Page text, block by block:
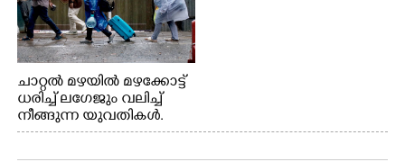
ചാറ്റൽ മഴയിൽ മഴക്കോട്ട്
ധരിച്ച് ലഗേജും വലിച്ച്
നീങ്ങുന്ന യുവതികൾ.
എറണാകുളം മേനകയിൽ